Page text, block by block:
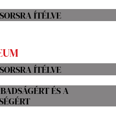
ÍTÉLVE
ÍTÉLVE
ÉS A